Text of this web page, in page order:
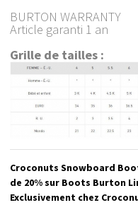
BURTON WARRANTY
Article garanti 1 an
Grille de tailles :
Croconuts Snowboard
de 20% sur Boots Burton
Exclusivement chez